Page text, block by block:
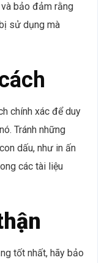
bảo đảm rằng
sử dụng mà
chính xác để duy
Tránh những
dấu, như in ấn
các tài liệu
tốt nhất, hãy bảo